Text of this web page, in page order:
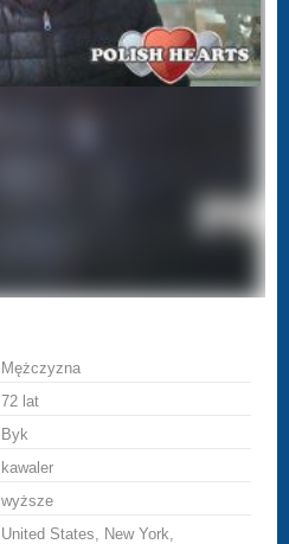
Mężczyzna
72 lat
Byk
kawaler
wyższe
United States, New York,